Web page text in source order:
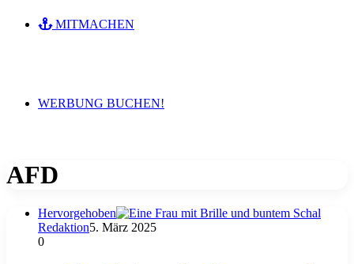
MITMACHEN
WERBUNG BUCHEN!
AFD
Hervorgehoben
Redaktion5. März 2025
0